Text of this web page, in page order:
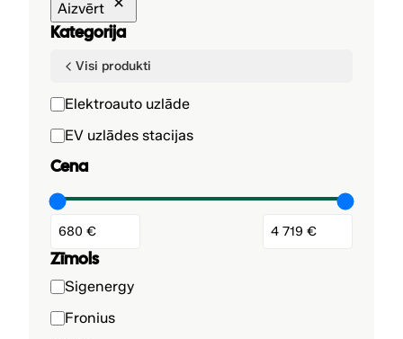
Aizvērt
Kategorija
Visi produkti
K
a
t
e
g
o
i
j
a
Elektroauto uzlāde
EV uzlādes stacijas
Cena
Zīmols
Z
ī
m
Sigenergy
Fronius